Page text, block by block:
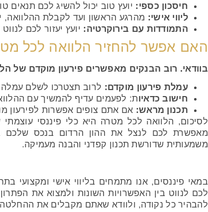
חיסכון כספי: יועץ טוב יכול להשיג לכם תנאים
ליווי אישי: מהרגע הראשון ועד לקבלת
התמודדות עם בירוקרטיה: יועץ יעזור לכם
האם אפשר להחזיר הלוואה לכל
בוודאי. רוב הבנקים מאפשרים פירעון מוקדם
עמלת פירעון מוקדם: לרוב תצטרכו לשלם עמלה
חישוב כדאיות: לפעמים עדיף להמשיך עם
תכנון מראש: אם אתם צופים אפשרות לפירעון
לסיכום, הלוואה לכל מטרה היא כלי פיננסי
מאפשרת לכם לנצל את ההון הרדום בנכס שלכם
משמעותית שדורשת תכנון קפדני והבנה מעמיקה.
במאי פיננסים, אנו מתמחים בליווי אישי ומקצועי
לכם לנווט בין האפשרויות השונות ולמצוא את
להבהיר כל נקודה, ולוודא שאתם מקבלים את ההחלטה